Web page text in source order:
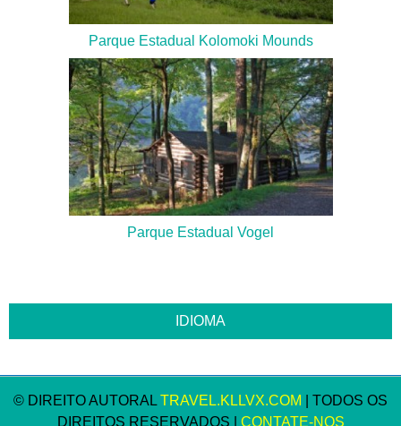
Parque Estadual Kolomoki Mounds
Parque Estadual Vogel
© DIREITO AUTORAL TRAVEL.KLLVX.COM
| TODOS OS
DIREITOS RESERVADOS | CONTATE-NOS